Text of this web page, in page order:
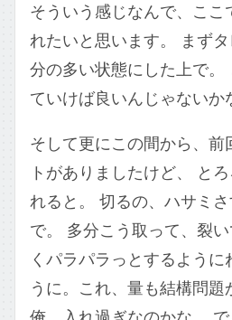
そういう感じなんで、ここ
れたいと思います。 まず
分の多い状態にした上で。
ていけば良いんじゃないか
そして更にこの間から、前
トがありましたけど、 と
れると。 切るの、ハサミ
で。 多分こう取って、裂
くパラパラっとするように
うに。これ、量も結構問題